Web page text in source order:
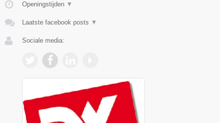
Openingstijden ▼
Laatste facebook posts ▼
Sociale media: